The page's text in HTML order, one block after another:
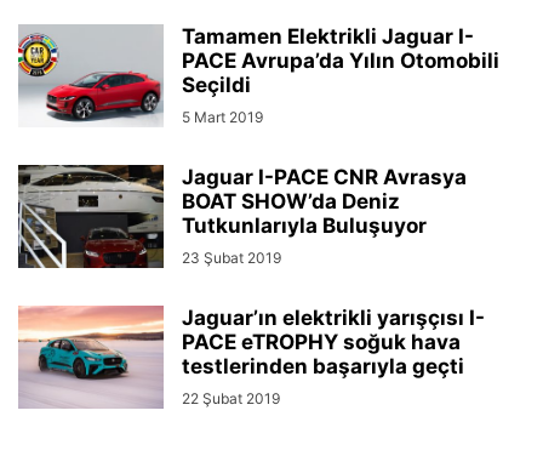
Tamamen Elektrikli Jaguar I-
PACE Avrupa’da Yılın Otomobili
Seçildi
5 Mart 2019
Jaguar I-PACE CNR Avrasya
BOAT SHOW’da Deniz
Tutkunlarıyla Buluşuyor
23 Şubat 2019
Jaguar’ın elektrikli yarışçısı I-
PACE eTROPHY soğuk hava
testlerinden başarıyla geçti
22 Şubat 2019